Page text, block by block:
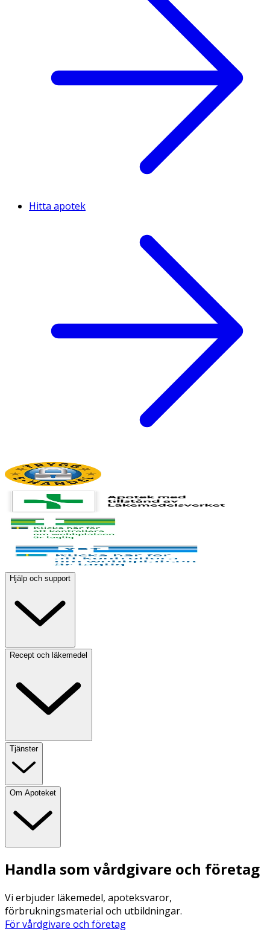
Hitta apotek
Hjälp och support
Recept och läkemedel
Tjänster
Om Apoteket
Handla som vårdgivare och företag
Vi erbjuder läkemedel, apoteksvaror,
förbrukningsmaterial och utbildningar.
För vårdgivare och företag